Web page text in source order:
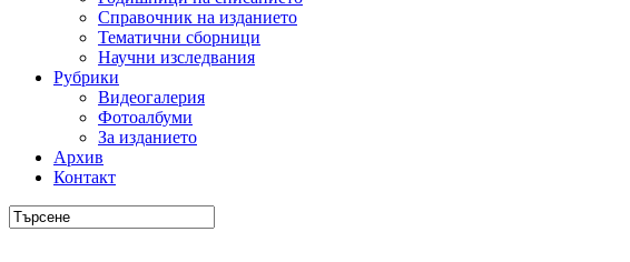
Справочник на изданието
Тематични сборници
Научни изследвания
Рубрики
Видеогалерия
Фотоалбуми
За изданието
Архив
Контакт